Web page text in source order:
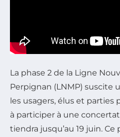
La phase 2 de la Ligne
Perpignan (LNMP) suscite
les usagers, élus et parties
à participer à une
tiendra jusqu’au 19 juin.